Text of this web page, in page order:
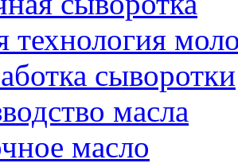
сыворотки
масла
масло